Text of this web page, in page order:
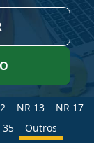
NR 13
NR 17
35 Outros